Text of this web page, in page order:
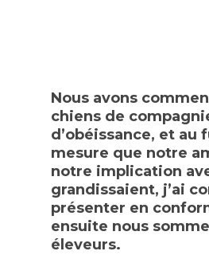
Nous avons
chiens de
d’obéissance, et au
mesure que notre
notre implication
grandissaient, j’ai
présenter en
ensuite nous
éleveurs.